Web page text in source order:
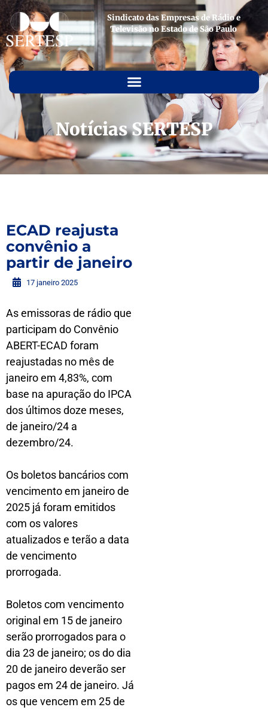
Sindicato das Empresas de Rádio e
Televisão no Estado de São Paulo
Notícias SERTESP
ECAD reajusta
convênio a
partir de janeiro
17 janeiro 2025
As emissoras de rádio que
participam do Convênio
ABERT-ECAD foram
reajustadas no mês de
janeiro em 4,83%, com
base na apuração do IPCA
dos últimos doze meses,
de janeiro/24 a
dezembro/24.
Os boletos bancários com
vencimento em janeiro de
2025 já foram emitidos
com os valores
atualizados e terão a data
de vencimento
prorrogada.
Boletos com vencimento
original em 15 de janeiro
serão prorrogados para o
dia 23 de janeiro; os do dia
20 de janeiro deverão ser
pagos em 24 de janeiro. Já
os que vencem em 25 de